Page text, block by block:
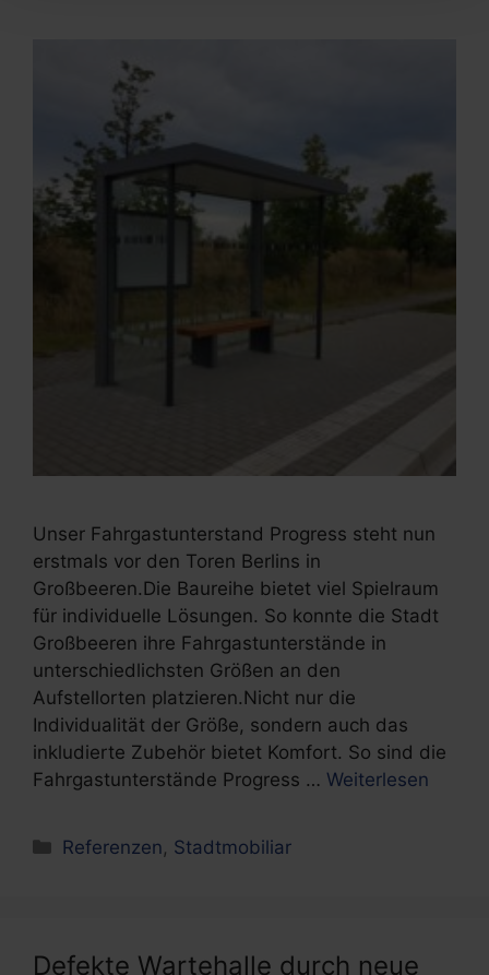
Unser Fahrgastunterstand Progress steht nun
erstmals vor den Toren Berlins in
Großbeeren.Die Baureihe bietet viel Spielraum
für individuelle Lösungen. So konnte die Stadt
Großbeeren ihre Fahrgastunterstände in
unterschiedlichsten Größen an den
Aufstellorten platzieren.Nicht nur die
Individualität der Größe, sondern auch das
inkludierte Zubehör bietet Komfort. So sind die
Fahrgastunterstände Progress … Weiterlesen
Kategorien
Referenzen, Stadtmobiliar
Defekte Wartehalle durch neue